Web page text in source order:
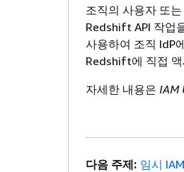
조직의 사용자 또
Redshift API 작업
사용하여 조직 IdP
Redshift에 직접
자세한 내용은 IAM
다음 주제: 임시